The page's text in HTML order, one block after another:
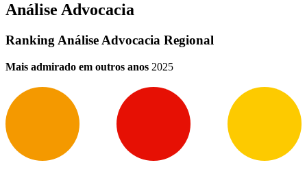
Análise Advocacia
Ranking Análise Advocacia Regional
Mais admirado em outros anos 2025